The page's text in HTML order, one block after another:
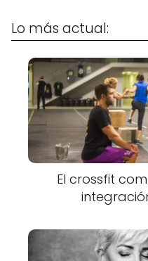
Lo más actual:
El crossfit